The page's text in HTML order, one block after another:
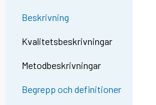
Beskrivning
Kvalitetsbeskrivningar
Metodbeskrivningar
Begrepp och definitioner